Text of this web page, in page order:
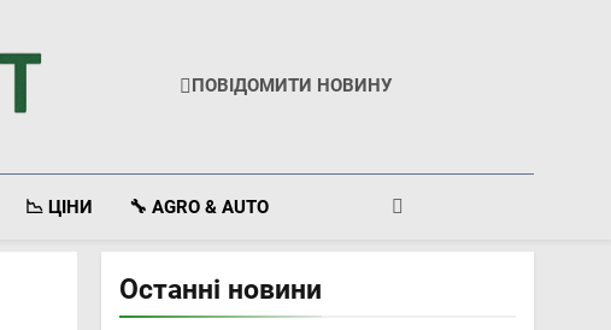
ПОВІДОМИТИ НОВИНУ
📉 ЦІНИ 🔧 AGRO & AUTO
Останні новини